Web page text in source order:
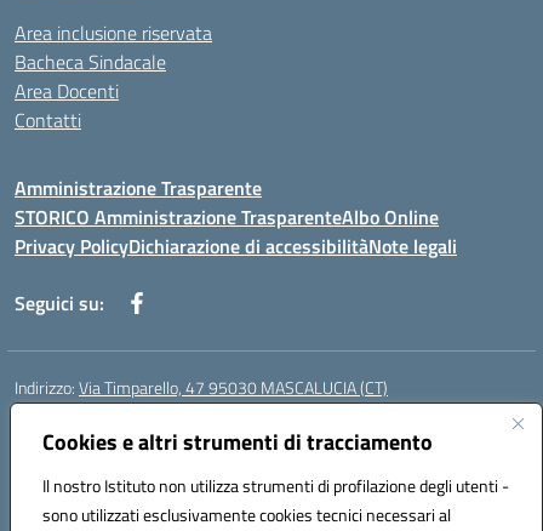
Cookies e altri strumenti di tracciamento
Il nostro Istituto non utilizza strumenti di profilazione degli utenti -
sono utilizzati esclusivamente cookies tecnici necessari al
Area inclusione riservata
Bacheca Sindacale
Area Docenti
Contatti
Amministrazione Trasparente
STORICO Amministrazione TrasparenteAlbo Online
Privacy PolicyDichiarazione di accessibilitàNote legali
Seguici su:
Indirizzo:Via Timparello, 47 95030 MASCALUCIA (CT)
Centralino:
Posta elettronica certificata (PEC):ctic8bc002@pec.istruzione.it
Codice fiscale: 93238350875
Codice meccanografico:ctic8bc002